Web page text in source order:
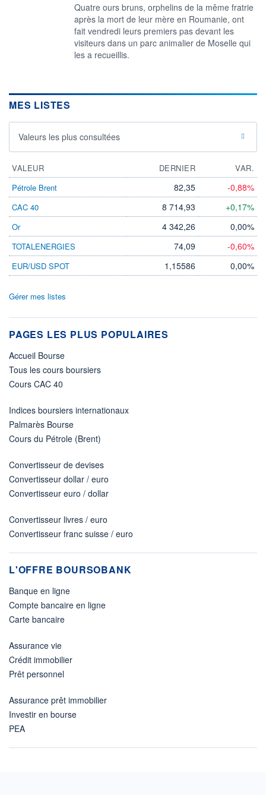
Quatre ours bruns, orphelins de la même fratrie
après la mort de leur mère en Roumanie, ont
fait vendredi leurs premiers pas devant les
visiteurs dans un parc animalier de Moselle qui
les a recueillis.
MES LISTES
Valeurs les plus consultées
VALEUR DERNIER
VAR.
Pétrole Brent
82,35 -0,88%
CAC 40 8 714,93 +0,17%
Or 4 342,26 0,00%
TOTALENERGIES 74,09 -0,60%
EUR/USD SPOT 1,15586 0,00%
Gérer mes listes
PAGES LES PLUS POPULAIRES
Accueil Bourse
Tous les cours boursiers
Cours CAC 40
Indices boursiers internationaux
Palmarès Bourse
Cours du Pétrole (Brent)
Convertisseur de devises
Convertisseur dollar / euro
Convertisseur euro / dollar
Convertisseur livres / euro
Convertisseur franc suisse / euro
L'OFFRE BOURSOBANK
Banque en ligne
Compte bancaire en ligne
Carte bancaire
Assurance vie
Crédit immobilier
Prêt personnel
Assurance prêt immobilier
Investir en bourse
PEA